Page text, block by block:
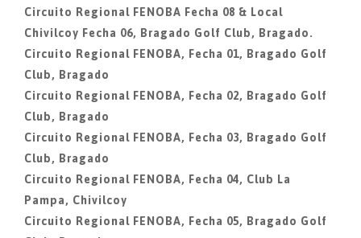
Circuito Regional FENOBA Fecha 08 & Local
Chivilcoy Fecha 06, Bragado Golf Club, Bragado.
Circuito Regional FENOBA, Fecha 01, Bragado Golf
Club, Bragado
Circuito Regional FENOBA, Fecha 02, Bragado Golf
Club, Bragado
Circuito Regional FENOBA, Fecha 03, Bragado Golf
Club, Bragado
Circuito Regional FENOBA, Fecha 04, Club La
Pampa, Chivilcoy
Circuito Regional FENOBA, Fecha 05, Bragado Golf